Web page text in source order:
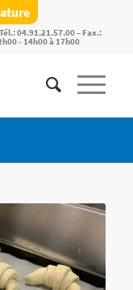
04.91.21.57.00 – Fax.:
- 14h00 à 17h00